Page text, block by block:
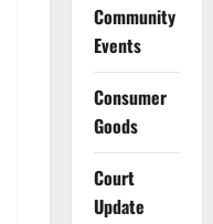
Community
Events
Consumer
Goods
Court
Update